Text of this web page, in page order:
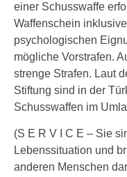
einer Schusswaffe
Waffenschein
psychologischen
mögliche Vorstrafen.
strenge Strafen. Laut
Stiftung sind in der
Schusswaffen im
(S E R V I C E – Sie
Lebenssituation und
anderen Menschen